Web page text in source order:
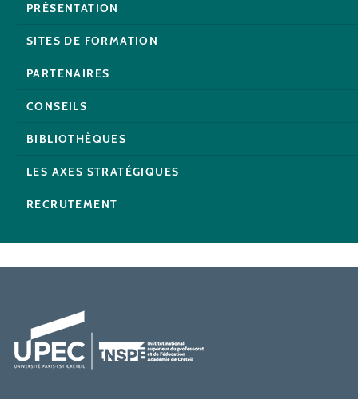
PRÉSENTATION
SITES DE FORMATION
PARTENAIRES
CONSEILS
BIBLIOTHÈQUES
LES AXES STRATÉGIQUES
RECRUTEMENT